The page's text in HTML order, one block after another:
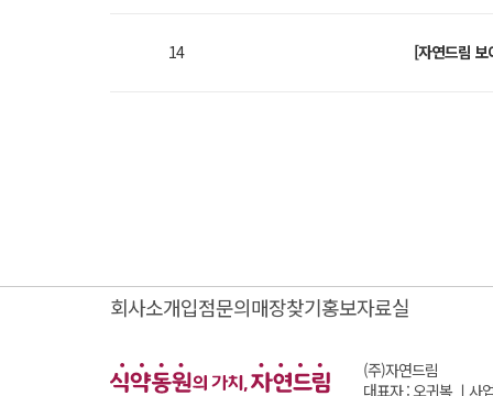
14 [자연드림 보
회사소개입점문의매장찾기홍보자료실
(주)자연드림
대표자 : 오귀복 ㅣ 사